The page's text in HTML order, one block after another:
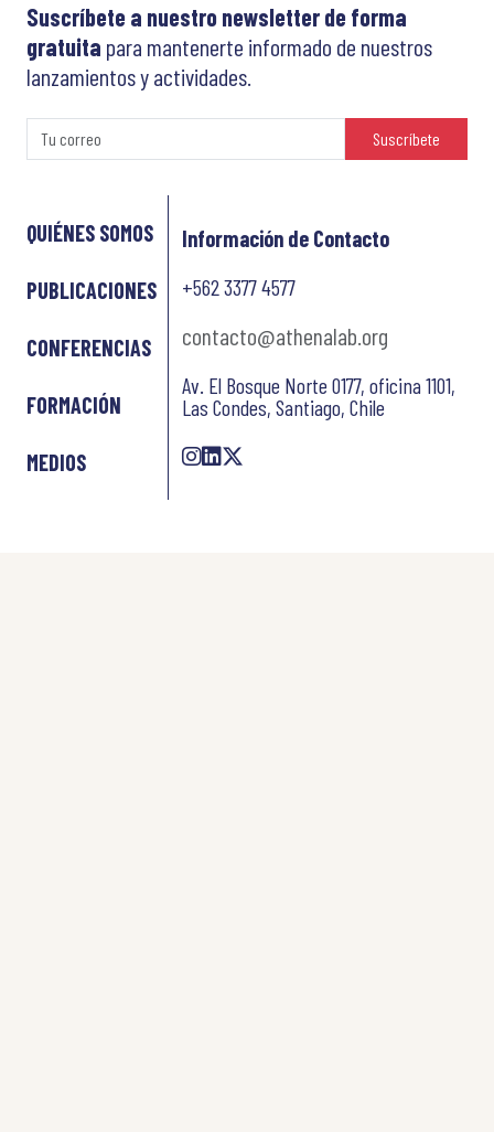
Suscríbete a nuestro newsletter de forma
gratuita para mantenerte informado de nuestros
lanzamientos y actividades.
Suscríbete
QUIÉNES SOMOS
PUBLICACIONES
CONFERENCIAS
FORMACIÓN
MEDIOS
Información de Contacto
+562 3377 4577
contacto@athenalab.org
Av. El Bosque Norte 0177, oficina 1101,
Las Condes, Santiago, Chile